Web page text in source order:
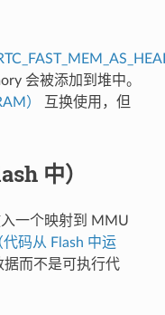
会被添加到堆中。
）
互换使用，但
中）
一个映射到 MMU
代码从 Flash 中运
而不是可执行代